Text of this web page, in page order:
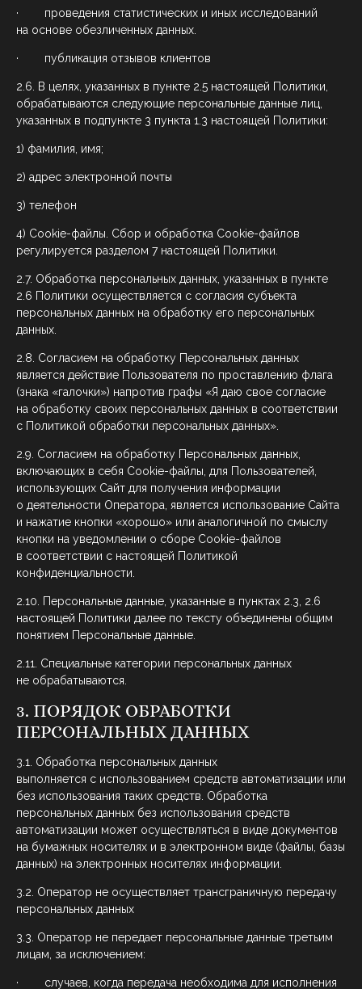
· проведения статистических и иных исследований
на основе обезличенных данных.
· публикация отзывов клиентов
2.6. В целях, указанных в пункте 2.5 настоящей Политики,
обрабатываются следующие персональные данные лиц,
указанных в подпункте 3 пункта 1.3 настоящей Политики:
1) фамилия, имя;
2) адрес электронной почты
3) телефон
4) Cookie-файлы. Сбор и обработка Cookie-файлов
регулируется разделом 7 настоящей Политики.
2.7. Обработка персональных данных, указанных в пункте
2.6 Политики осуществляется с согласия субъекта
персональных данных на обработку его персональных
данных.
2.8. Согласием на обработку Персональных данных
является действие Пользователя по проставлению флага
(знака «галочки») напротив графы «Я даю свое согласие
на обработку своих персональных данных в соответствии
с Политикой обработки персональных данных».
2.9. Согласием на обработку Персональных данных,
включающих в себя Cookie-файлы, для Пользователей,
использующих Сайт для получения информации
о деятельности Оператора, является использование Сайта
и нажатие кнопки «хорошо» или аналогичной по смыслу
кнопки на уведомлении о сборе Cookie-файлов
в соответствии с настоящей Политикой
конфиденциальности.
2.10. Персональные данные, указанные в пунктах 2.3, 2.6
настоящей Политики далее по тексту объединены общим
понятием Персональные данные.
2.11. Специальные категории персональных данных
не обрабатываются.
3. ПОРЯДОК ОБРАБОТКИ
ПЕРСОНАЛЬНЫХ ДАННЫХ
3.1. Обработка персональных данных
выполняется с использованием средств автоматизации или
без использования таких средств. Обработка
персональных данных без использования средств
автоматизации может осуществляться в виде документов
на бумажных носителях и в электронном виде (файлы, базы
данных) на электронных носителях информации.
3.2. Оператор не осуществляет трансграничную передачу
персональных данных
3.3. Оператор не передает персональные данные третьим
лицам, за исключением:
· случаев, когда передача необходима для исполнения